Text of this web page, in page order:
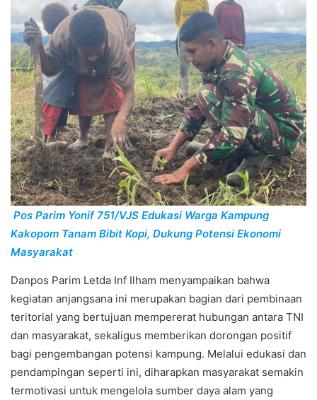
Pos Parim Yonif 751/VJS Edukasi Warga Kampung
Kakopom Tanam Bibit Kopi, Dukung Potensi Ekonomi
Masyarakat
Danpos Parim Letda Inf Ilham menyampaikan bahwa
kegiatan anjangsana ini merupakan bagian dari pembinaan
teritorial yang bertujuan mempererat hubungan antara TNI
dan masyarakat, sekaligus memberikan dorongan positif
bagi pengembangan potensi kampung. Melalui edukasi dan
pendampingan seperti ini, diharapkan masyarakat semakin
termotivasi untuk mengelola sumber daya alam yang